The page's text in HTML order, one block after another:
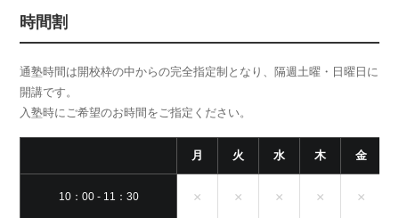
時間割
通塾時間は開校枠の中からの完全指定制となり、隔週土曜・日曜日に
開講です。
入塾時にご希望のお時間をご指定ください。
月 火 水 木 金
10：00 - 11：30 × × × × ×